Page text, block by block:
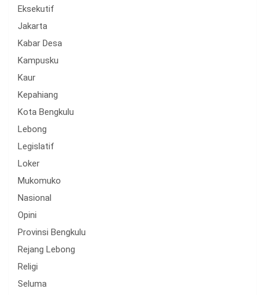
Eksekutif
Jakarta
Kabar Desa
Kampusku
Kaur
Kepahiang
Kota Bengkulu
Lebong
Legislatif
Loker
Mukomuko
Nasional
Opini
Provinsi Bengkulu
Rejang Lebong
Religi
Seluma